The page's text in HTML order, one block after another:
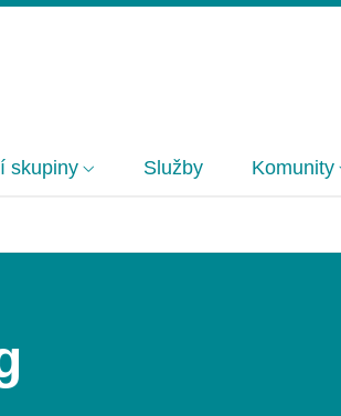
skupiny Služby Komunity